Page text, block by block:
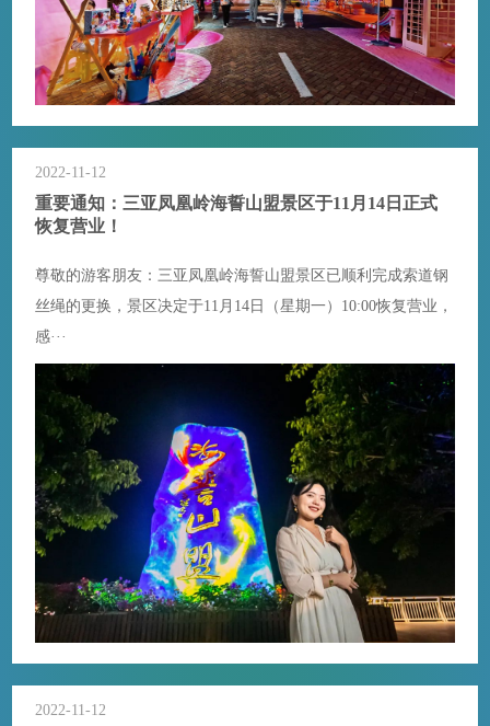
2022-11-12
重要通知：三亚凤凰岭海誓山盟景区于11月14日正式
恢复营业！
尊敬的游客朋友：三亚凤凰岭海誓山盟景区已顺利完成索道钢
丝绳的更换，景区决定于11月14日（星期一）10:00恢复营业，
感···
2022-11-12